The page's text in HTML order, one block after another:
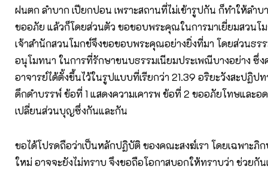
ฝนตก ลำบาก เปียกปอน เพราะสถานที่ไม่เข้ารูปกัน ก็ทำให้ลำบ
ขออภัย แล้วก็โดยส่วนตัว ขอขอบพระคุณในการมาเยี่ยมสวนโ
เจ้าสำนักสวนโมกข์จึงขอขอบพระคุณอย่างยิ่งที่มา โดยส่วนธร
อนุโมทนา ในการที่รักษาขนบธรรมเนียมประเพณีบางอย่าง ซึ่
อาจารย์ได้ตั้งขึ้นไว้ในรูปแบบที่เรียกว่า 21.39 อริยะวังสะปฏิป
ดึกดำบรรพ์ ข้อที่ 1 แสดงความเคารพ ข้อที่ 2 ขออภัยโทษและ
เปลี่ยนส่วนบุญซึ่งกันและกัน
ขอได้โปรดถือว่าเป็นหลักปฏิบัติ ของคณะสงฆ์เรา โดยเฉพาะภิ
ใหม่ อาจจะยังไม่ทราบ จึงขอถือโอกาสบอกให้ทราบว่า ช่วยกั